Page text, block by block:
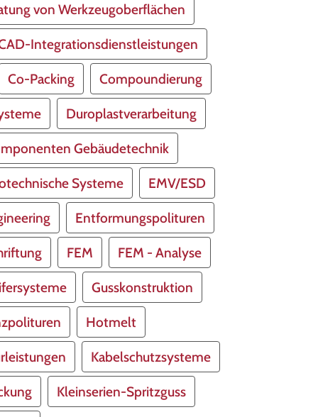
von Werkzeugoberflächen
Integrationsdienstleistungen
Co-Packing Compoundierung
Duroplastverarbeitung
Gebäudetechnik
Systeme EMV/ESD
Entformungspolituren
FEM FEM - Analyse
Gusskonstruktion
Hotmelt
Kabelschutzsysteme
Kleinserien-Spritzguss